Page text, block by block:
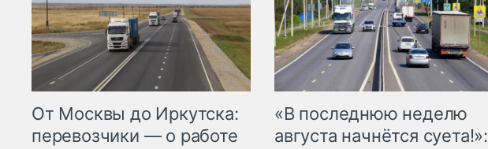
От Москвы до Иркутска:
перевозчики — о работе
«В последнюю неделю
августа начнётся суета!»: